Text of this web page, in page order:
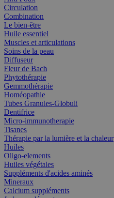
Circulation
Combination
Le bien-être
Huile essentiel
Muscles et articulations
Soins de la peau
Diffuseur
Fleur de Bach
Phytothérapie
Gemmothérapie
Homéopathie
Tubes Granules-Globuli
Dentifrice
Micro-immunotherapie
Tisanes
Thérapie par la lumière et la chaleur
Huiles
Oligo-elements
Huiles végétales
Suppléments d'acides aminés
Mineraux
Calcium suppléments